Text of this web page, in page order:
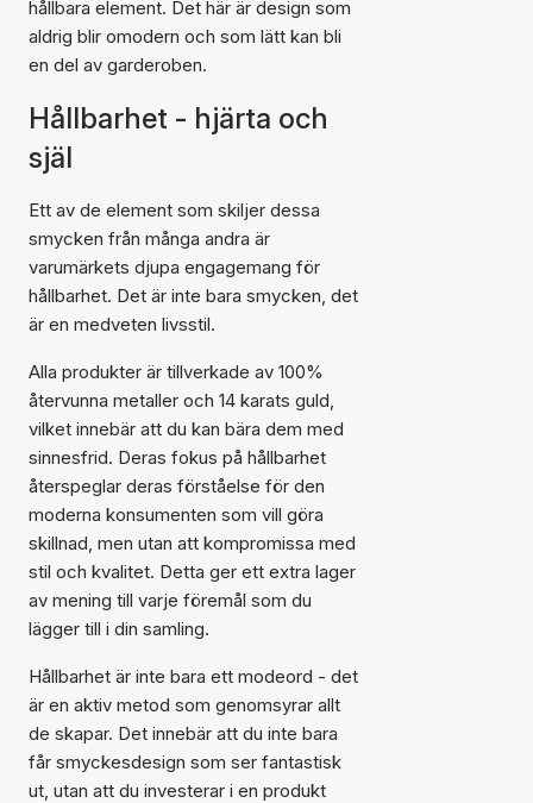
hållbara element. Det här är design som
aldrig blir omodern och som lätt kan bli
en del av garderoben.
Hållbarhet - hjärta och
själ
Ett av de element som skiljer dessa
smycken från många andra är
varumärkets djupa engagemang för
hållbarhet. Det är inte bara smycken, det
är en medveten livsstil.
Alla produkter är tillverkade av 100%
återvunna metaller och 14 karats guld,
vilket innebär att du kan bära dem med
sinnesfrid. Deras fokus på hållbarhet
återspeglar deras förståelse för den
moderna konsumenten som vill göra
skillnad, men utan att kompromissa med
stil och kvalitet. Detta ger ett extra lager
av mening till varje föremål som du
lägger till i din samling.
Hållbarhet är inte bara ett modeord - det
är en aktiv metod som genomsyrar allt
de skapar. Det innebär att du inte bara
får smyckesdesign som ser fantastisk
ut, utan att du investerar i en produkt